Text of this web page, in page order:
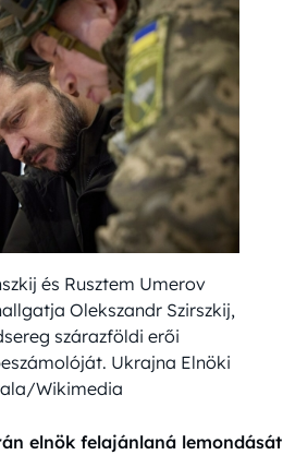
és Rusztem Umerov
Olekszandr Szirszkij,
szárazföldi erői
Ukrajna Elnöki
Wikimedia
elnök felajánlaná lemondását